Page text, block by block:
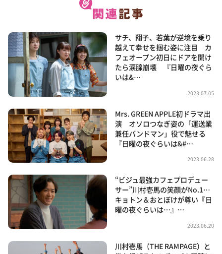
サチ、翔子、若葉が逆境を乗り
越えて幸せを掴む姿に注目 カ
フェオープン初日にドアを開け
たら涙腺崩壊 『日曜の夜ぐら
いは&…
2023.07.05
Mrs. GREEN APPLE初ドラマ出
演 オソロつなぎ姿の「運送業
兼任バンドマン」役で魅せる
『日曜の夜ぐらいは&#…
2023.06.28
“ビジュ最強カフェプロデュー
サー”川村壱馬の笑顔がNo.1…
キョトン＆おとぼけが尊い『日
曜の夜ぐらいは…』…
2023.06.20
川村壱馬（THE RAMPAGE）と